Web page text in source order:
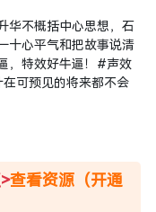
华不概括中心思想，石
十心平气和把故事说清
，特效好牛逼！#声效
可预见的将来都不会
查看资源（开通